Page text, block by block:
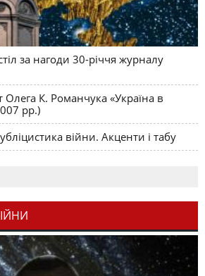
за нагоди 30-річчя журналу
Олега К. Романчука «Україна в
рр.)
війни. Акценти і табу